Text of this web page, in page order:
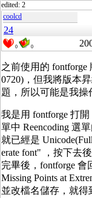
edited: 2
coolcd
24
0 0
之前使用的 fontforge
0720)，但我將版本
題，所以可能是我操
我是用 fontforge 打開
單中 Reencoding 選
就已經是
erate font" ，按下去
完畢後，fontforge 會
Missing Points at
並改檔名儲存，就得